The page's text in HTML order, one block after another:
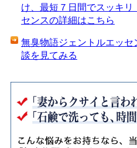
け、最短７日間でスッキ
センスの詳細はこちら
無臭物語ジェントルエッ
談を見てみる